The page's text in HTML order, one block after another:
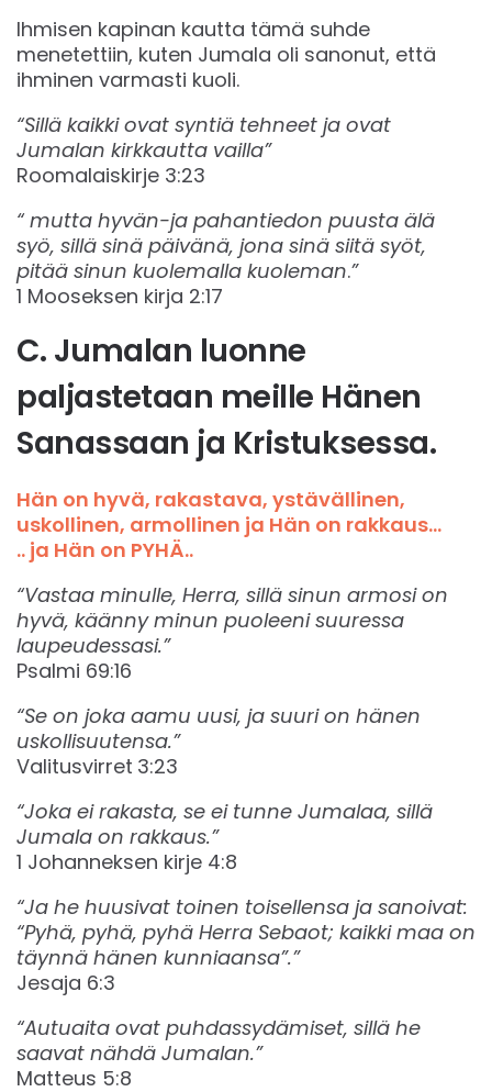
Ihmisen kapinan kautta tämä suhde
menetettiin, kuten Jumala oli sanonut, että
ihminen varmasti kuoli.
“Sillä kaikki ovat syntiä tehneet ja ovat
Jumalan kirkkautta vailla”
‭‭Roomalaiskirje 3:23‬‬
“ mutta hyvän-ja pahantiedon puusta älä
syö, sillä sinä päivänä, jona sinä siitä syöt,
pitää sinun kuolemalla kuoleman.”
1 Mooseksen kirja 2:17‬‬
C. Jumalan luonne
paljastetaan meille Hänen
Sanassaan ja Kristuksessa.
Hän on hyvä, rakastava, ystävällinen,
uskollinen, armollinen ja Hän on rakkaus…
.. ja Hän on PYHÄ..
“Vastaa minulle, Herra, sillä sinun armosi on
hyvä, käänny minun puoleeni suuressa
laupeudessasi.”
‭‭Psalmi 69:16‬‬
“Se on joka aamu uusi, ja suuri on hänen
uskollisuutensa.”
Valitusvirret 3:23
“Joka ei rakasta, se ei tunne Jumalaa, sillä
Jumala on rakkaus.”
‭‭1 Johanneksen kirje 4:8
“Ja he huusivat toinen toisellensa ja sanoivat:
“Pyhä, pyhä, pyhä Herra Sebaot; kaikki maa on
täynnä hänen kunniaansa”.”
‭‭Jesaja 6:3
“Autuaita ovat puhdassydämiset, sillä he
saavat nähdä Jumalan.”
Matteus 5:8